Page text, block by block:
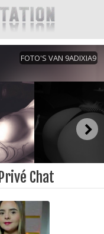
Privé Chat